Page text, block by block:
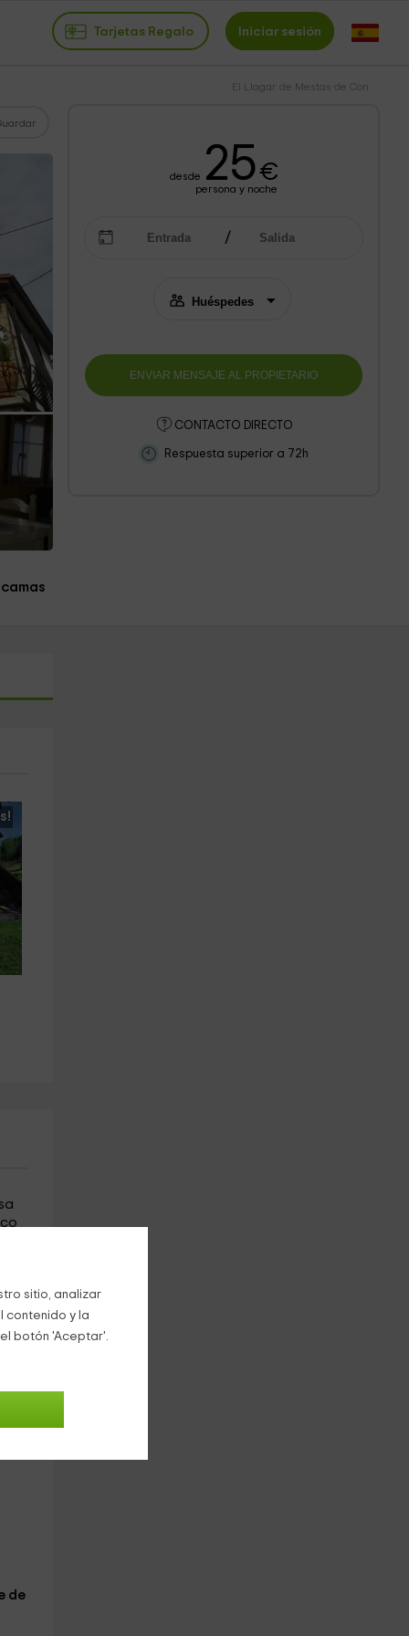
sitio, analizar
contenido y la
botón 'Aceptar'.
Tarjetas Regalo Iniciar sesión
El Llagar de Mestas de Con
desde 25€
persona y noche
CONTACTO DIRECTO
Respuesta superior a 72h
camas
de